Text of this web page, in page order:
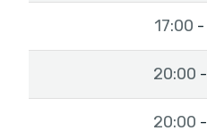
-
17:00
-
20:00
-
20:00